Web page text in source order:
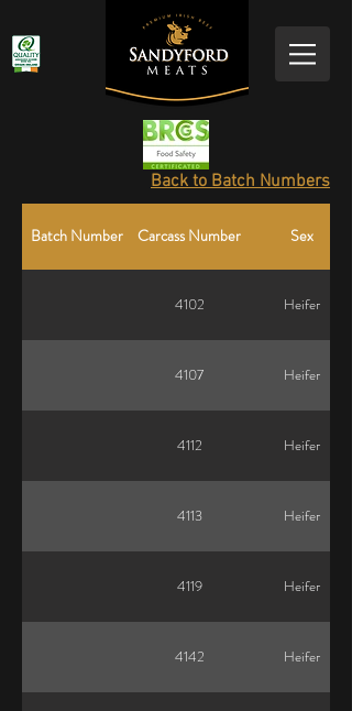
Back to Batch Numbers
Batch Number Carcass Number Sex
4102 Heifer
4107 Heifer
4112 Heifer
4113 Heifer
4119 Heifer
4142 Heifer